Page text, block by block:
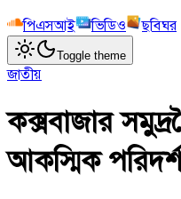
পিএসআই
ভিডিও ছবিঘর
Toggle theme
জাতীয়
কক্সবাজার
আকস্মিক